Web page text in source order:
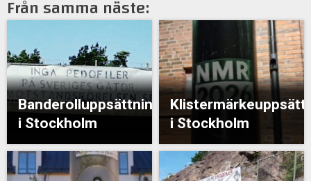
Från samma näste:
Banderolluppsättning
i Stockholm
i Stockholm